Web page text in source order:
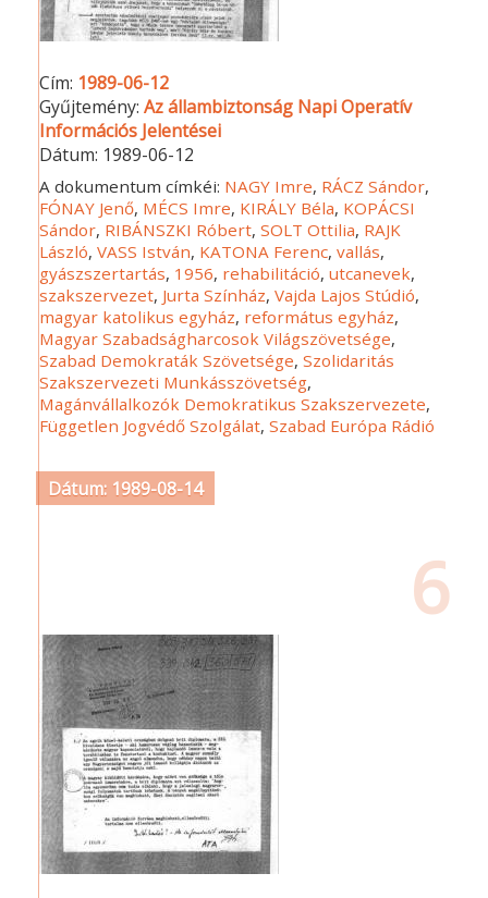
Cím: 1989-06-12
Gyűjtemény:Az állambiztonság Napi Operatív
Információs Jelentései
Dátum: 1989-06-12
A dokumentum címkéi: NAGY Imre, RÁCZ Sándor,
FÓNAY Jenő, MÉCS Imre, KIRÁLY Béla, KOPÁCSI
Sándor, RIBÁNSZKI Róbert,SOLT Ottilia, RAJK
László,VASS István, KATONA Ferenc,vallás,
gyászszertartás, 1956, rehabilitáció,utcanevek,
szakszervezet, Jurta Színház,Vajda Lajos Stúdió,
magyar katolikus egyház, református egyház,
Magyar Szabadságharcosok Világszövetsége,
Szabad Demokraták Szövetsége,Szolidaritás
Szakszervezeti Munkásszövetség,
Magánvállalkozók Demokratikus Szakszervezete,
Független Jogvédő Szolgálat,Szabad Európa Rádió
Dátum: 1989-08-14
6